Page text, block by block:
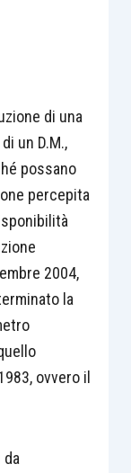
di una
un D.M.,
possano
percepita
2004,
la
ovvero il